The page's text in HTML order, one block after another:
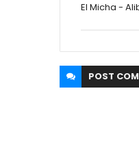
El Micha -
POST